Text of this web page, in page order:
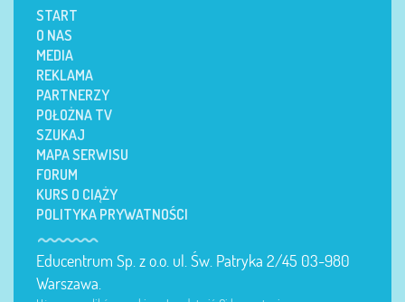
START
O NAS
MEDIA
REKLAMA
PARTNERZY
POŁOŻNA TV
SZUKAJ
MAPA SERWISU
FORUM
KURS O CIĄŻY
POLITYKA PRYWATNOŚCI
Educentrum Sp. z o.o. ul. Św. Patryka 2/45 03-980
Warszawa.